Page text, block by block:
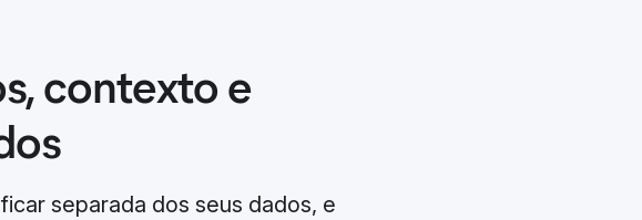
contexto e
separada dos seus dados, e